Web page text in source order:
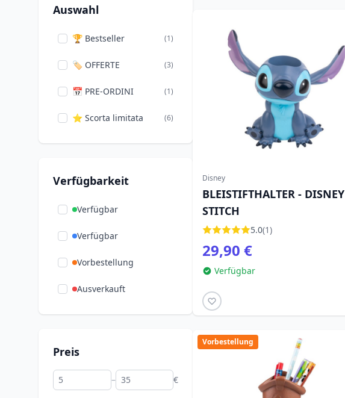
Auswahl
🏆 Bestseller (1)
🏷️ OFFERTE (3)
📅 PRE-ORDINI (1)
⭐ Scorta limitata (6)
Verfügbarkeit
Verfügbar
Verfügbar
Vorbestellung
Ausverkauft
Preis
– €
Disney
BLEISTIFTHALTER - DISNEY
STITCH
5.0(1)
29,90 €
Verfügbar
Vorbestellung